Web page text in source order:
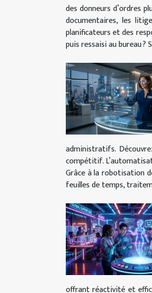
des donneurs d’ordres
documentaires, les
planificateurs et des
puis ressaisi au bureau ?
administratifs.
compétitif.
Grâce à la robotisation
feuilles de temps,
offrant réactivité et